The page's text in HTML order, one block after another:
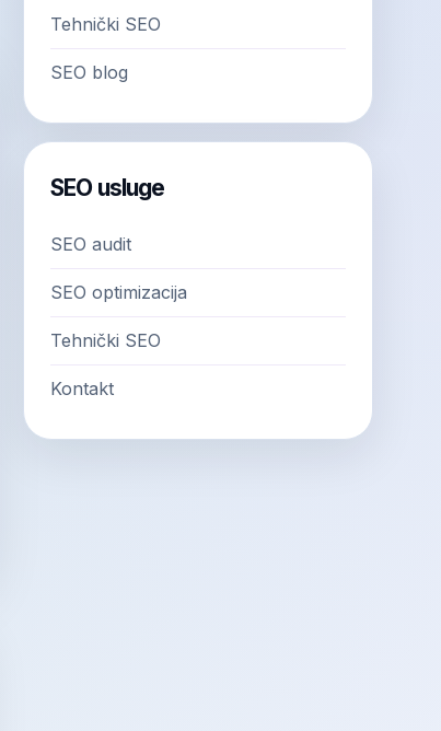
Tehnički SEO
SEO blog
SEO usluge
SEO audit
SEO optimizacija
Tehnički SEO
Kontakt